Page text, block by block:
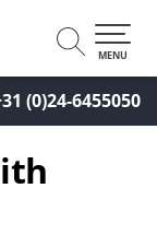
(0)24-6455050
MENU